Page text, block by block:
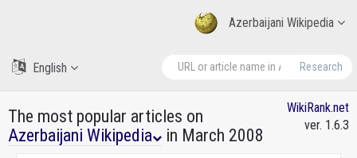
Azerbaijani Wikipedia
Research
English
The most popular articles on
Azerbaijani Wikipedia
in March 2008
WikiRank.net
ver. 1.6.3